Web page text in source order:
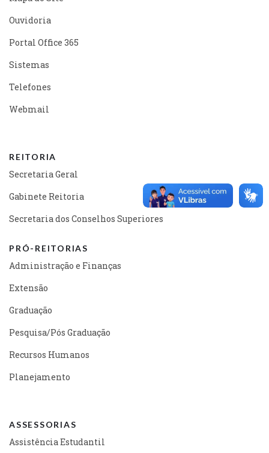
Ouvidoria
Portal Office 365
Sistemas
Telefones
Webmail
REITORIA
Secretaria Geral
Gabinete Reitoria
Secretaria dos Conselhos Superiores
PRÓ-REITORIAS
Administração e Finanças
Extensão
Graduação
Pesquisa/Pós Graduação
Recursos Humanos
Planejamento
ASSESSORIAS
Assistência Estudantil